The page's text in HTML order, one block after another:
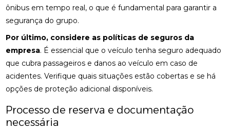
ônibus em tempo real, o que é fundamental para garantir a
segurança do grupo.
Por último, considere as políticas de seguros da
empresa. É essencial que o veículo tenha seguro adequado
que cubra passageiros e danos ao veículo em caso de
acidentes. Verifique quais situações estão cobertas e se há
opções de proteção adicional disponíveis.
Processo de reserva e documentação
necessária